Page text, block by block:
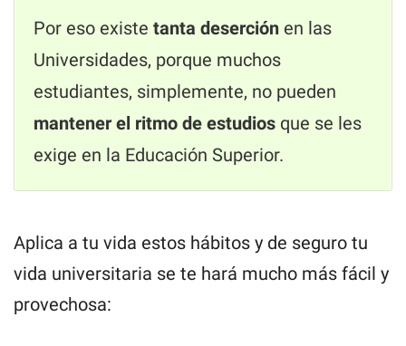
Por eso existe tanta deserción en las
Universidades, porque muchos
estudiantes, simplemente, no pueden
mantener el ritmo de estudios que se les
exige en la Educación Superior.
Aplica a tu vida estos hábitos y de seguro tu
vida universitaria se te hará mucho más fácil y
provechosa: